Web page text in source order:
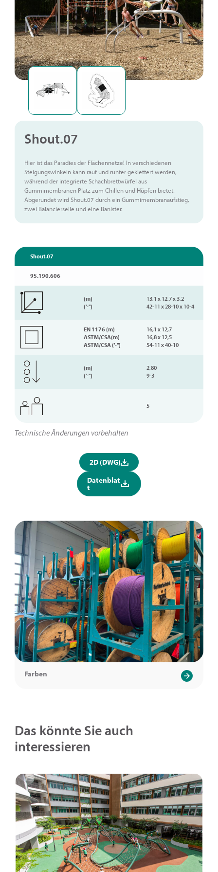
Shout.07
Hier ist das Paradies der Flächennetze! In verschiedenen
Steigungswinkeln kann rauf und runter geklettert werden,
während der integrierte Schachbrettwürfel aus
Gummimembranen Platz zum Chillen und Hüpfen bietet.
Abgerundet wird Shout.07 durch ein Gummimembranaufstieg,
zwei Balancierseile und eine Banister.
Shout.07
95.190.606
(m)
('-'')
13,1 x 12,7 x 3,2
42-11 x 28-10 x 10-4
EN 1176 (m)
ASTM/CSA(m)
ASTM/CSA ('-'')
16,1 x 12,7
16,8 x 12,5
54-11 x 40-10
(m)
('-'')
2,80
9-3
5
Technische Änderungen vorbehalten
2D (DWG)
Datenblat
t
Farben
Das könnte Sie auch
interessieren